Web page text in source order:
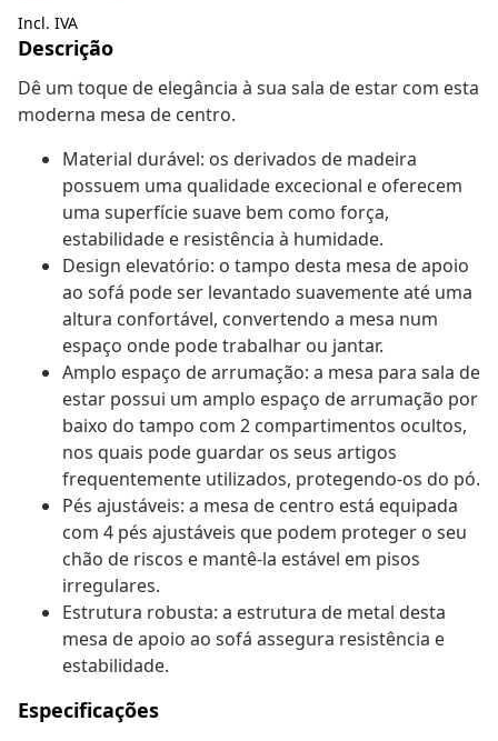
Incl. IVA
Descrição
Dê um toque de elegância à sua sala de estar com esta
moderna mesa de centro.
Material durável: os derivados de madeira
possuem uma qualidade excecional e oferecem
uma superfície suave bem como força,
estabilidade e resistência à humidade.
Design elevatório: o tampo desta mesa de apoio
ao sofá pode ser levantado suavemente até uma
altura confortável, convertendo a mesa num
espaço onde pode trabalhar ou jantar.
Amplo espaço de arrumação: a mesa para sala de
estar possui um amplo espaço de arrumação por
baixo do tampo com 2 compartimentos ocultos,
nos quais pode guardar os seus artigos
frequentemente utilizados, protegendo-os do pó.
Pés ajustáveis: a mesa de centro está equipada
com 4 pés ajustáveis que podem proteger o seu
chão de riscos e mantê-la estável em pisos
irregulares.
Estrutura robusta: a estrutura de metal desta
mesa de apoio ao sofá assegura resistência e
estabilidade.
Especificações